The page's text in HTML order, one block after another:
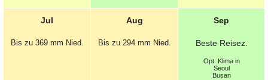
Jul
Bis zu 369 mm Nied.
Aug
Bis zu 294 mm Nied.
Sep
Beste Reisez.
Opt.
Klima in
Seoul
Busan